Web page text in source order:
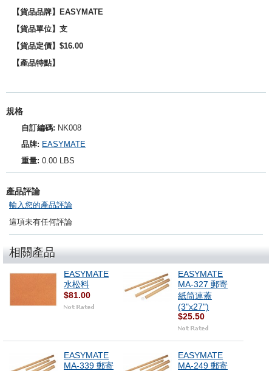
【貨品品牌】
EASYMATE
【貨品單位】支
【貨品定價】$16.00
【產品特點】
規格
自訂編碼: NK008
品牌: EASYMATE
重量: 0.00 LBS
產品評論
輸入您的產品評論
這項未有任何評論
相關產品
EASYMATE
水松料
$81.00
EASYMATE
MA-327 郵寄
紙筒連蓋
(3"x27")
$25.50
EASYMATE
MA-339 郵寄
EASYMATE
MA-249 郵寄